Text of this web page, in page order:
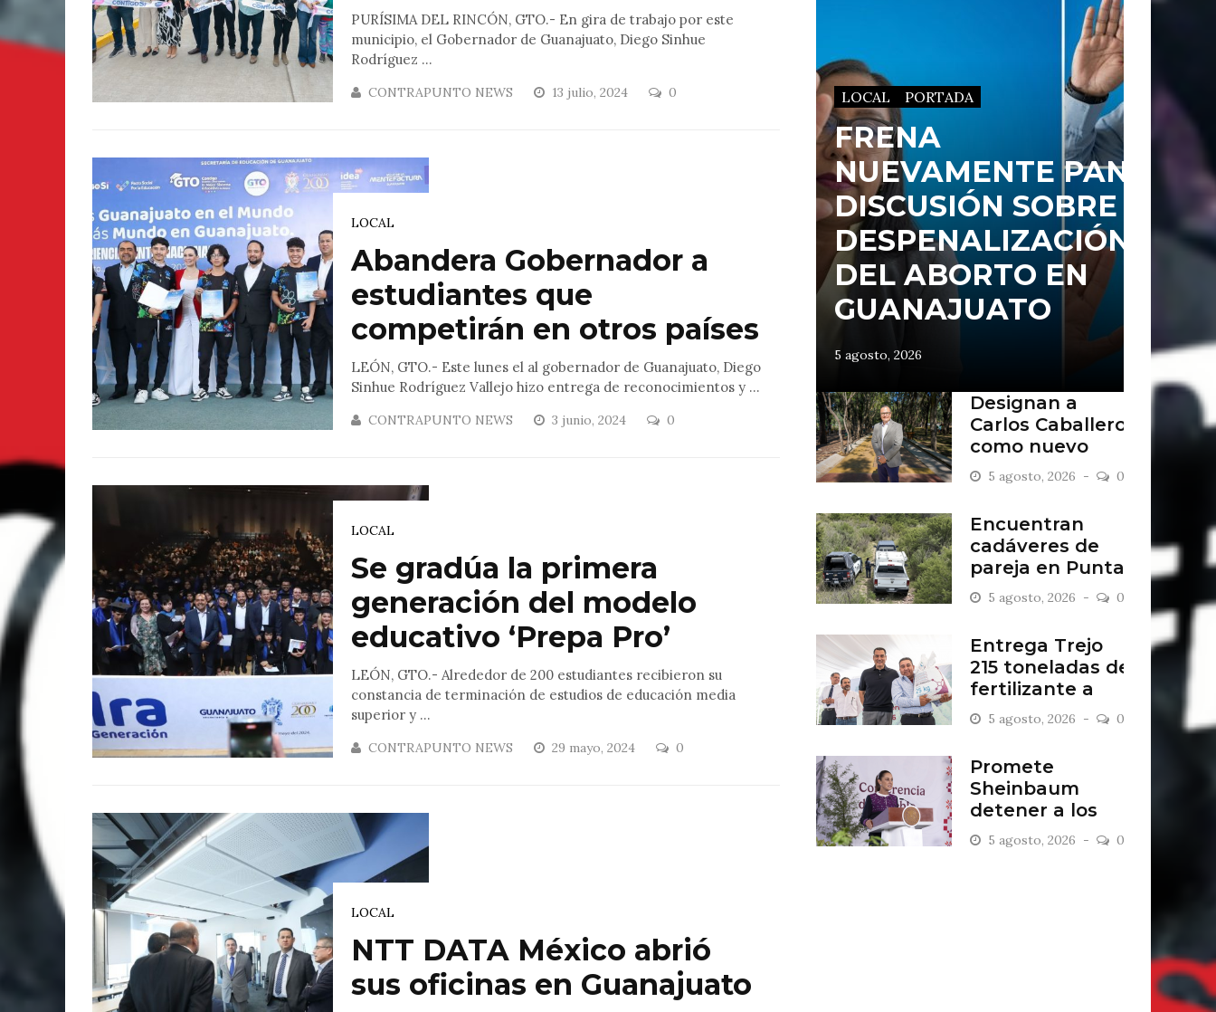
PURÍSIMA DEL RINCÓN, GTO.- En gira de trabajo por este
municipio, el Gobernador de Guanajuato, Diego Sinhue
Rodríguez ...
CONTRAPUNTO NEWS 13 julio, 2024 0
LOCAL
Abandera Gobernador a
estudiantes que
competirán en otros países
LEÓN, GTO.- Este lunes el al gobernador de Guanajuato, Diego
Sinhue Rodríguez Vallejo hizo entrega de reconocimientos y ...
CONTRAPUNTO NEWS 3 junio, 2024 0
LOCAL
Se gradúa la primera
generación del modelo
educativo ‘Prepa Pro’
LEÓN, GTO.- Alrededor de 200 estudiantes recibieron su
constancia de terminación de estudios de educación media
superior y ...
CONTRAPUNTO NEWS 29 mayo, 2024 0
LOCAL
NTT DATA México abrió
sus oficinas en Guanajuato
LOCAL PORTADA
FRENA
NUEVAMENTE PAN
DISCUSIÓN SOBRE
DESPENALIZACIÓN
DEL ABORTO EN
GUANAJUATO
5 agosto, 2026
Designan a
Carlos Caballero
como nuevo
presidente del
Consejo del
León
5 agosto, 2026 0
Encuentran
cadáveres de
pareja en Punta
del Sol
5 agosto, 2026 0
Entrega Trejo
215 toneladas de
fertilizante a
más de mil
productores
5 agosto, 2026 0
Promete
Sheinbaum
detener a los
asesinos de
Gastélum
5 agosto, 2026 0